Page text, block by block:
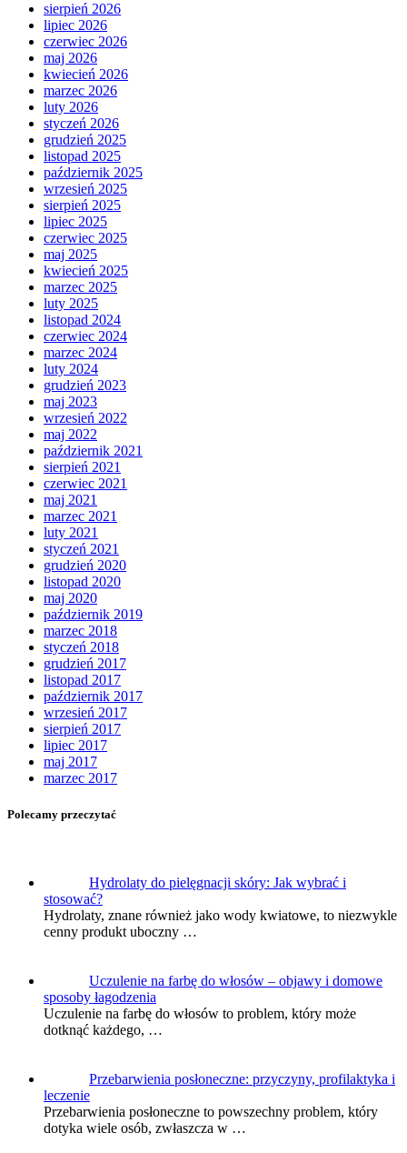
sierpień 2026
lipiec 2026
czerwiec 2026
maj 2026
kwiecień 2026
marzec 2026
luty 2026
styczeń 2026
grudzień 2025
listopad 2025
październik 2025
wrzesień 2025
sierpień 2025
lipiec 2025
czerwiec 2025
maj 2025
kwiecień 2025
marzec 2025
luty 2025
listopad 2024
czerwiec 2024
marzec 2024
luty 2024
grudzień 2023
maj 2023
wrzesień 2022
maj 2022
październik 2021
sierpień 2021
czerwiec 2021
maj 2021
marzec 2021
luty 2021
styczeń 2021
grudzień 2020
listopad 2020
maj 2020
październik 2019
marzec 2018
styczeń 2018
grudzień 2017
listopad 2017
październik 2017
wrzesień 2017
sierpień 2017
lipiec 2017
maj 2017
marzec 2017
Polecamy przeczytać
Hydrolaty do pielęgnacji skóry: Jak wybrać i
stosować?
Hydrolaty, znane również jako wody kwiatowe, to niezwykle
cenny produkt uboczny …
Uczulenie na farbę do włosów – objawy i domowe
sposoby łagodzenia
Uczulenie na farbę do włosów to problem, który może
dotknąć każdego, …
Przebarwienia posłoneczne: przyczyny, profilaktyka i
leczenie
Przebarwienia posłoneczne to powszechny problem, który
dotyka wiele osób, zwłaszcza w …